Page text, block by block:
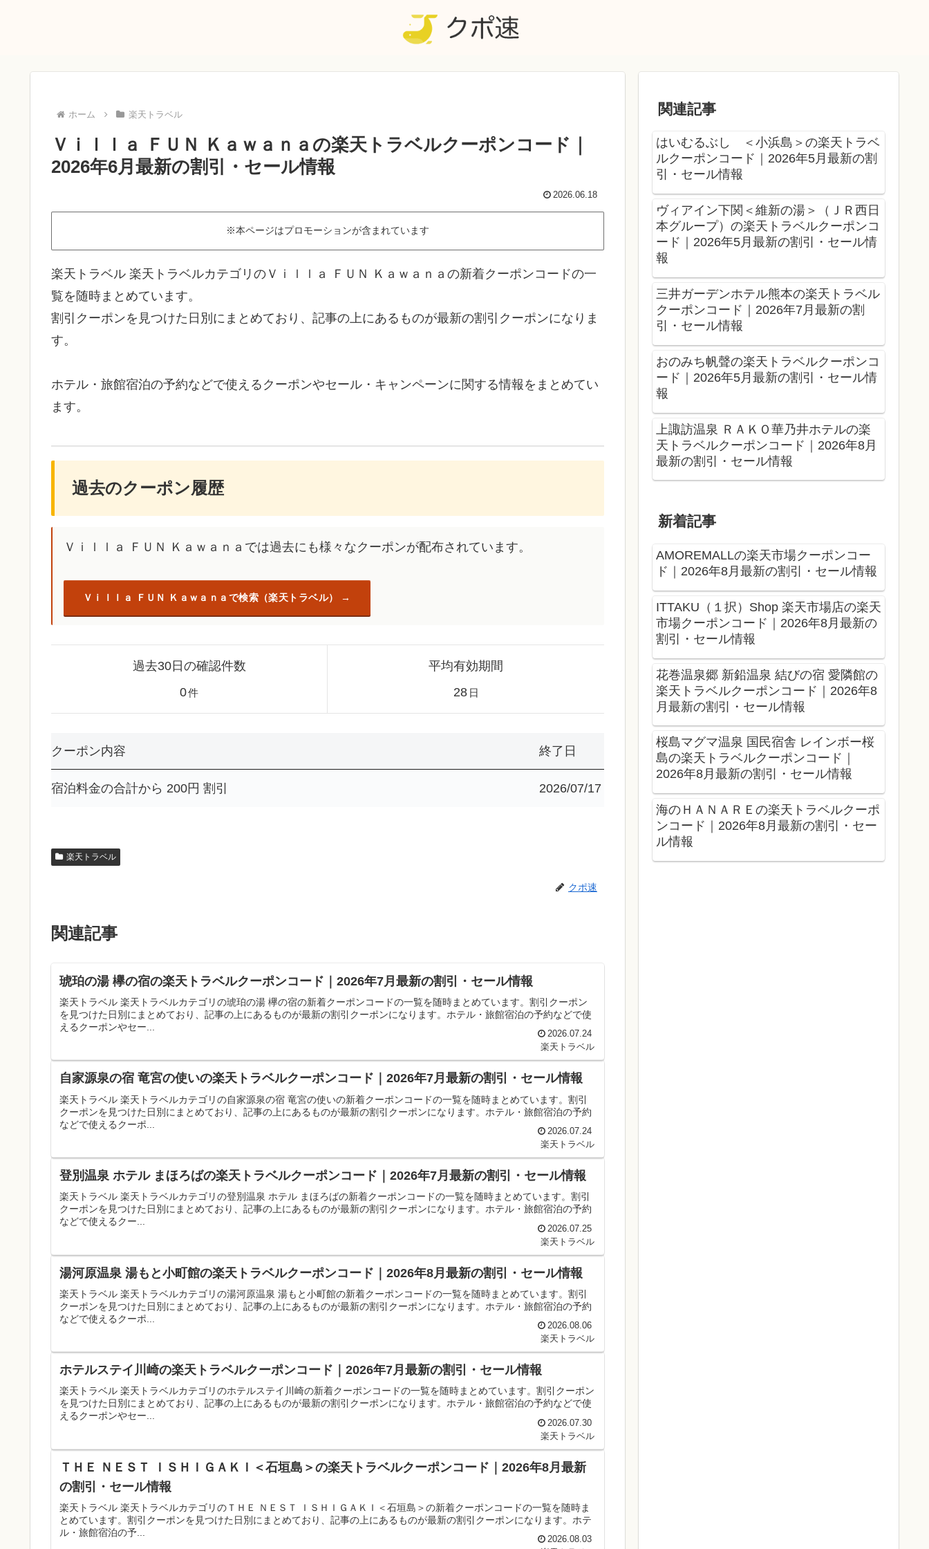
ホーム 楽天トラベル
Ｖｉｌｌａ ＦＵＮ Ｋａｗａｎａの楽天トラベルクーポンコード｜
2026年6月最新の割引・セール情報
2026.06.18
※本ページはプロモーションが含まれています
楽天トラベル 楽天トラベルカテゴリのＶｉｌｌａ ＦＵＮ Ｋａｗａｎａの新着クーポンコードの一
覧を随時まとめています。
割引クーポンを見つけた日別にまとめており、記事の上にあるものが最新の割引クーポンになりま
す。
ホテル・旅館宿泊の予約などで使えるクーポンやセール・キャンペーンに関する情報をまとめてい
ます。
過去のクーポン履歴
Ｖｉｌｌａ ＦＵＮ Ｋａｗａｎａでは過去にも様々なクーポンが配布されています。
Ｖｉｌｌａ ＦＵＮ Ｋａｗａｎａで検索（楽天トラベル）
過去30日の確認件数
0件
平均有効期間
28 日
クーポン内容 終了日
宿泊料金の合計から 200円 割引 2026/07/17
楽天トラベル
クポ速
関連記事
琥珀の湯 欅の宿の楽天トラベルクーポンコード｜2026年7月最新の割引・セール情報
楽天トラベル 楽天トラベルカテゴリの琥珀の湯 欅の宿の新着クーポンコードの一覧を随時まとめています。割引クーポン
を見つけた日別にまとめており、記事の上にあるものが最新の割引クーポンになります。ホテル・旅館宿泊の予約などで使
えるクーポンやセー...
2026.07.24
楽天トラベル
自家源泉の宿 竜宮の使いの楽天トラベルクーポンコード｜2026年7月最新の割引・セール情報
楽天トラベル 楽天トラベルカテゴリの自家源泉の宿 竜宮の使いの新着クーポンコードの一覧を随時まとめています。割引
クーポンを見つけた日別にまとめており、記事の上にあるものが最新の割引クーポンになります。ホテル・旅館宿泊の予約
などで使えるクーポ...
2026.07.24
楽天トラベル
登別温泉 ホテル まほろばの楽天トラベルクーポンコード｜2026年7月最新の割引・セール情報
楽天トラベル 楽天トラベルカテゴリの登別温泉 ホテル まほろばの新着クーポンコードの一覧を随時まとめています。割引
クーポンを見つけた日別にまとめており、記事の上にあるものが最新の割引クーポンになります。ホテル・旅館宿泊の予約
などで使えるクー...
2026.07.25
楽天トラベル
湯河原温泉 湯もと小町館の楽天トラベルクーポンコード｜2026年8月最新の割引・セール情報
楽天トラベル 楽天トラベルカテゴリの湯河原温泉 湯もと小町館の新着クーポンコードの一覧を随時まとめています。割引
クーポンを見つけた日別にまとめており、記事の上にあるものが最新の割引クーポンになります。ホテル・旅館宿泊の予約
などで使えるクーポ...
2026.08.06
楽天トラベル
ホテルステイ川崎の楽天トラベルクーポンコード｜2026年7月最新の割引・セール情報
楽天トラベル 楽天トラベルカテゴリのホテルステイ川崎の新着クーポンコードの一覧を随時まとめています。割引クーポン
を見つけた日別にまとめており、記事の上にあるものが最新の割引クーポンになります。ホテル・旅館宿泊の予約などで使
えるクーポンやセー...
2026.07.30
楽天トラベル
ＴＨＥ ＮＥＳＴ ＩＳＨＩＧＡＫＩ＜石垣島＞の楽天トラベルクーポンコード｜2026年8月最新
の割引・セール情報
楽天トラベル 楽天トラベルカテゴリのＴＨＥ ＮＥＳＴ ＩＳＨＩＧＡＫＩ＜石垣島＞の新着クーポンコードの一覧を随時ま
とめています。割引クーポンを見つけた日別にまとめており、記事の上にあるものが最新の割引クーポンになります。ホテ
ル・旅館宿泊の予...
2026.08.03
関連記事
はいむるぶし ＜小浜島＞の楽天トラベ
ルクーポンコード｜2026年5月最新の割
引・セール情報
ヴィアイン下関＜維新の湯＞（ＪＲ西日
本グループ）の楽天トラベルクーポンコ
ード｜2026年5月最新の割引・セール情
報
三井ガーデンホテル熊本の楽天トラベル
クーポンコード｜2026年7月最新の割
引・セール情報
おのみち帆聲の楽天トラベルクーポンコ
ード｜2026年5月最新の割引・セール情
報
上諏訪温泉 ＲＡＫＯ華乃井ホテルの楽
天トラベルクーポンコード｜2026年8月
最新の割引・セール情報
新着記事
AMOREMALLの楽天市場クーポンコー
ド｜2026年8月最新の割引・セール情報
ITTAKU（１択）Shop 楽天市場店の楽天
市場クーポンコード｜2026年8月最新の
割引・セール情報
花巻温泉郷 新鉛温泉 結びの宿 愛隣館の
楽天トラベルクーポンコード｜2026年8
月最新の割引・セール情報
桜島マグマ温泉 国民宿舎 レインボー桜
島の楽天トラベルクーポンコード｜
2026年8月最新の割引・セール情報
海のＨＡＮＡＲＥの楽天トラベルクーポ
ンコード｜2026年8月最新の割引・セー
ル情報